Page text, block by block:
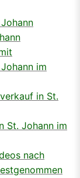
im
in St.
St. Johann im
nach